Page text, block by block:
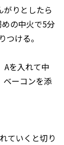
がりとしたら
の中火で5分
ける。
を入れて中
ベーコンを添
ていくと切り